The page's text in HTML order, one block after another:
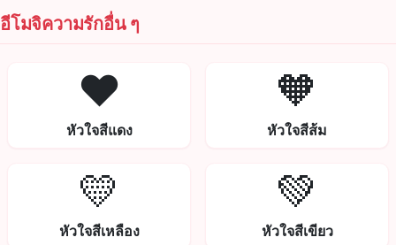
อีโมจิความรักอื่น ๆ
❤️
หัวใจสีแดง
🧡
หัวใจสีส้ม
💛
หัวใจสีเหลือง
💚
หัวใจสีเขียว